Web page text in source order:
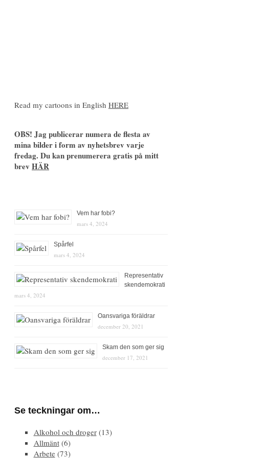
Read my cartoons in English HERE
OBS! Jag publicerar numera de flesta av
mina bilder i form av nyhetsbrev varje
fredag. Du kan prenumerera gratis på mitt
brev HÄR
Vem har fobi?
mars 4, 2024
Spårfel
mars 4, 2024
Representativ
skendemokrati
mars 4, 2024
Oansvariga föräldrar
december 20, 2021
Skam den som ger sig
december 17, 2021
Se teckningar om…
Alkohol och droger(13)
Allmänt(6)
Arbete(73)